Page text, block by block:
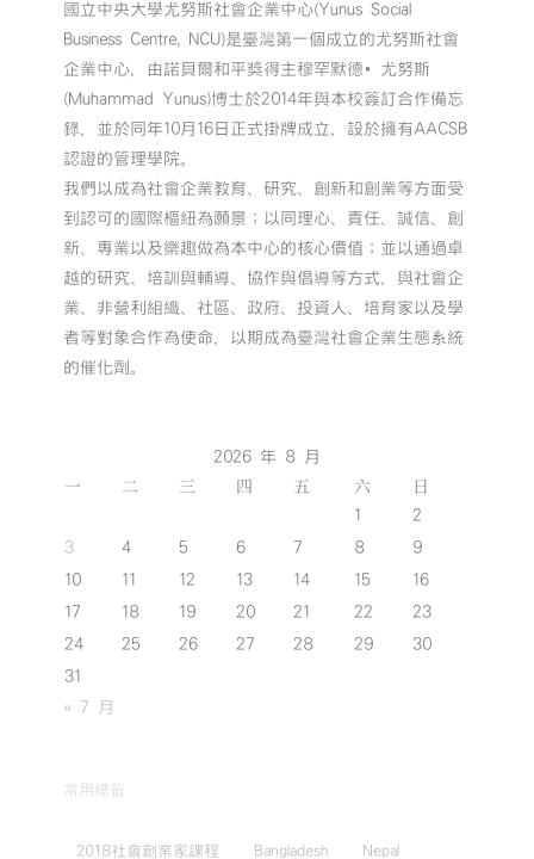
國立中央大學尤努斯社會企業中心(Yunus Social
Business Centre, NCU)是臺灣第一個成立的尤努斯社會
企業中心，由諾貝爾和平獎得主穆罕默德•尤努斯
(Muhammad Yunus)博士於2014年與本校簽訂合作備忘
錄，並於同年10月16日正式掛牌成立，設於擁有AACSB
認證的管理學院。
我們以成為社會企業教育、研究、創新和創業等方面受
到認可的國際樞紐為願景；以同理心、責任、誠信、創
新、專業以及樂趣做為本中心的核心價值；並以通過卓
越的研究、培訓與輔導、協作與倡導等方式，與社會企
業、非營利組織、社區、政府、投資人、培育家以及學
者等對象合作為使命，以期成為臺灣社會企業生態系統
的催化劑。
2026 年 8 月
一 二 三 四 五 六 日
1
2
3
4 5 6 7 8
9
10
11 12 13 14 15
16
17
18 19 20 21 22
23
24
25 26 27 28 29
30
31
« 7 月
常用標籤
2018社會創業家課程 Bangladesh Nepal